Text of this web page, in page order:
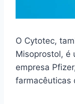
O Cytotec,
Misoprostol, é
empresa
farmacêuticas